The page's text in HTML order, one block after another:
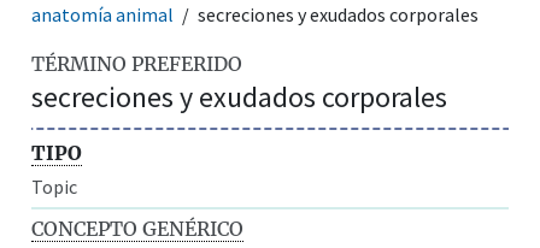
anatomía animal
secreciones y exudados corporales
TÉRMINO PREFERIDO
secreciones y exudados corporales
TIPO
Topic
CONCEPTO GENÉRICO